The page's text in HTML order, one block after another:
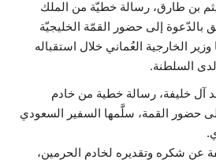
بن طارق، رسالة خطيّة من الملك
بالدّعوة إلى حضور القمّة الخليجيّة
وزير الخارجية العُماني خلال استقباله
السلطنة.
آل خليفة، رسالة خطية من خادم
حضور القمة، سلَّمها السفير السعودي
عن شكره وتقديره لخادم الحرمين،